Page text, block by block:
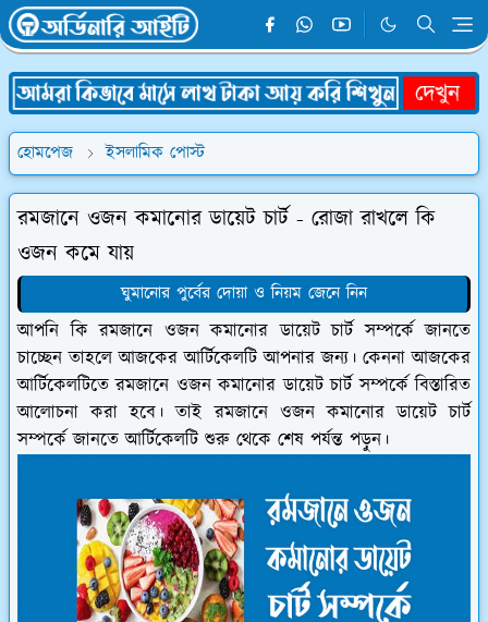
হোমপেজ ইসলামিক পোস্ট
রমজানে ওজন কমানোর ডায়েট চার্ট - রোজা রাখলে কি
ওজন কমে যায়
ঘুমানোর পুর্বের দোয়া ও নিয়ম জেনে নিন
আপনি কি রমজানে ওজন কমানোর ডায়েট চার্ট সম্পর্কে জানতে
চাচ্ছেন তাহলে আজকের আর্টিকেলটি আপনার জন্য। কেননা আজকের
আর্টিকেলটিতে রমজানে ওজন কমানোর ডায়েট চার্ট সম্পর্কে বিস্তারিত
আলোচনা করা হবে। তাই রমজানে ওজন কমানোর ডায়েট চার্ট
সম্পর্কে জানতে আর্টিকেলটি শুরু থেকে শেষ পর্যন্ত পড়ুন।